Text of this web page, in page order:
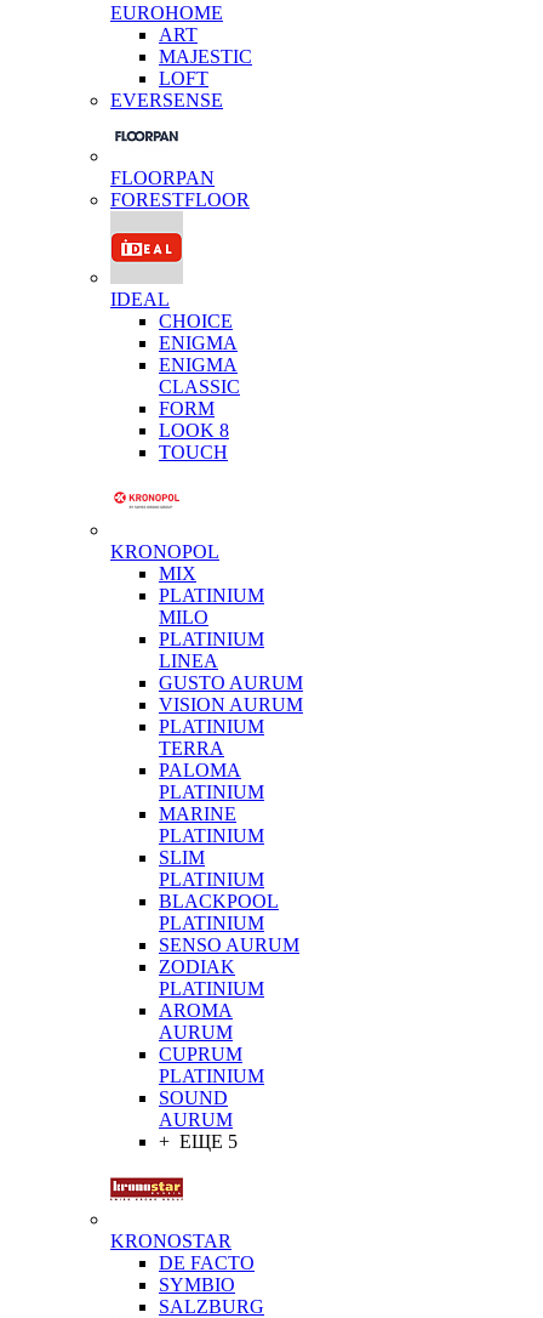
EUROHOME
ART
MAJESTIC
LOFT
EVERSENSE
FLOORPAN
FORESTFLOOR
IDEAL
CHOICE
ENIGMA
ENIGMA
CLASSIC
FORM
LOOK 8
TOUCH
KRONOPOL
MIX
PLATINIUM
MILO
PLATINIUM
LINEA
GUSTO AURUM
VISION AURUM
PLATINIUM
TERRA
PALOMA
PLATINIUM
MARINE
PLATINIUM
SLIM
PLATINIUM
BLACKPOOL
PLATINIUM
SENSO AURUM
ZODIAK
PLATINIUM
AROMA
AURUM
CUPRUM
PLATINIUM
SOUND
AURUM
+ ЕЩЕ 5
KRONOSTAR
DE FACTO
SYMBIO
SALZBURG